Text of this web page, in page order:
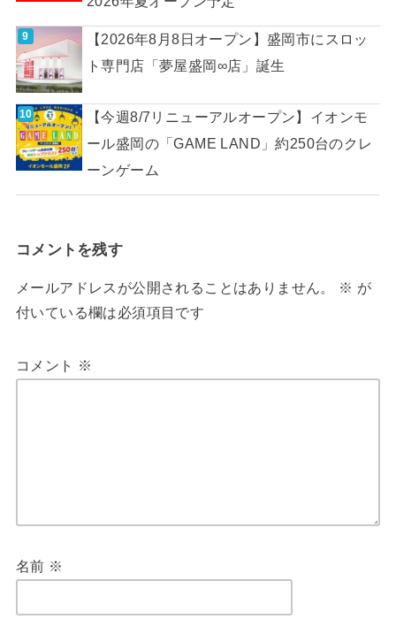
【2026年8月8日オープン】盛岡市にスロッ
ト専門店「夢屋盛岡∞店」誕生
【今週8/7リニューアルオープン】イオンモ
ール盛岡の「GAME LAND」約250台のクレ
ーンゲーム
コメントを残す
メールアドレスが公開されることはありません。 ※ が
付いている欄は必須項目です
コメント ※
名前 ※